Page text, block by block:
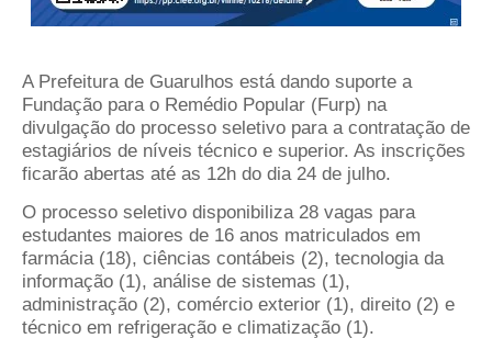
A Prefeitura de Guarulhos está dando suporte a
Fundação para o Remédio Popular (Furp) na
divulgação do processo seletivo para a contratação de
estagiários de níveis técnico e superior. As inscrições
ficarão abertas até as 12h do dia 24 de julho.
O processo seletivo disponibiliza 28 vagas para
estudantes maiores de 16 anos matriculados em
farmácia (18), ciências contábeis (2), tecnologia da
informação (1), análise de sistemas (1),
administração (2), comércio exterior (1), direito (2) e
técnico em refrigeração e climatização (1).